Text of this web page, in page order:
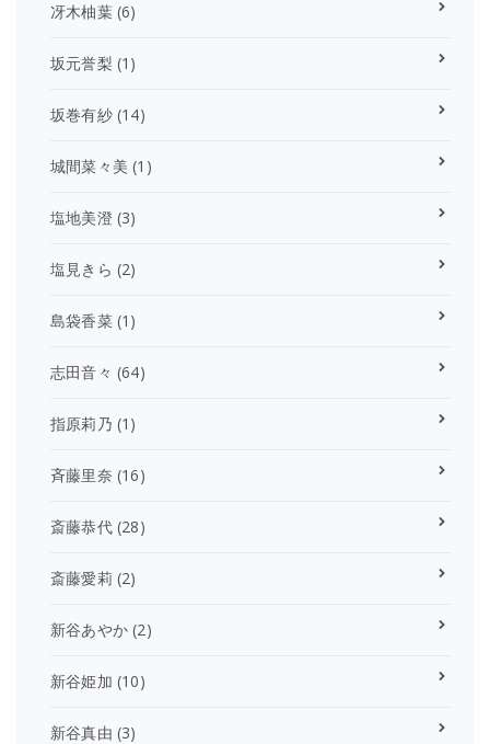
冴木柚葉(6)
坂元誉梨 (1)
坂巻有紗(14)
城間菜々美 (1)
塩地美澄(3)
塩見きら (2)
島袋香菜(1)
志田音々 (64)
指原莉乃 (1)
斉藤里奈 (16)
斎藤恭代(28)
斎藤愛莉 (2)
新谷あやか (2)
新谷姫加 (10)
新谷真由 (3)